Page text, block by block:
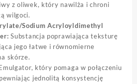
z oliwek, który nawilża i chroni
wilgoci.
Sodium Acryloyldimethyl
Substancja poprawiająca teksturę
jego łatwe i równomierne
skórze.
który pomaga w połączeniu
jednolitą konsystencję